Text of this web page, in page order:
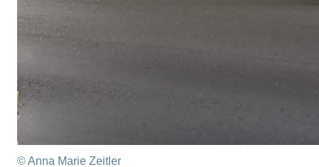
© Anna Marie Zeitler